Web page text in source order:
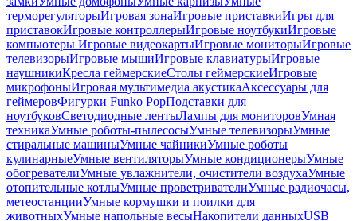
терморегуляторыИгровая зонаИгровые приставкиИгры для
приставокИгровые контроллерыИгровые ноутбукиИгровые
компьютеры Игровые видеокартыИгровые мониторыИгровые
телевизорыИгровые мышиИгровые клавиатурыИгровые
наушникиКресла геймерскиеСтолы геймерскиеИгровые
микрофоныИгровая мультимедиа акустикаАксессуары для
геймеровФигурки Funko PopПодставки для
ноутбуковСветодиодные лентыЛампы для мониторовУмная
техникаУмные роботы-пылесосыУмные телевизорыУмные
стиральные машиныУмные чайникиУмные роботы
кулинарныеУмные вентиляторыУмные кондиционерыУмные
обогревателиУмные увлажнители, очистители воздухаУмные
отопительные котлыУмные проветривателиУмные радиочасы,
метеостанцииУмные кормушки и поилки для
животныхУмные напольные весыНакопители данныхUSB